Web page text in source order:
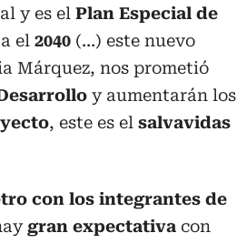
y es el Plan Especial de
el 2040 (…) este nuevo
Márquez, nos prometió
y aumentarán los
, este es el salvavidas
con los integrantes de
gran expectativa con